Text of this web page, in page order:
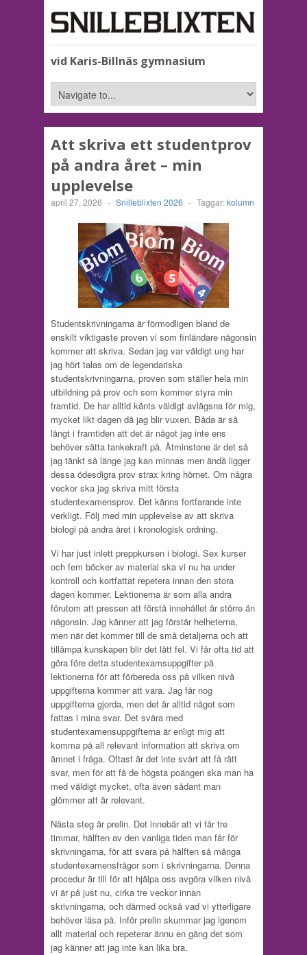
vid Karis-Billnäs gymnasium
Att skriva ett studentprov
på andra året – min
upplevelse
april 27, 2026 - Snilleblixten 2026 - Taggar:kolumn
Studentskrivningarna är förmodligen bland de
enskilt viktigaste proven vi som finländare någonsin
kommer att skriva. Sedan jag var väldigt ung har
jag hört talas om de legendariska
studentskrivningarna, proven som ställer hela min
utbildning på prov och som kommer styra min
framtid. De har alltid känts väldigt avlägsna för mig,
mycket likt dagen då jag blir vuxen. Båda är så
långt i framtiden att det är något jag inte ens
behöver sätta tankekraft på. Åtminstone är det så
jag tänkt så länge jag kan minnas men ändå ligger
dessa ödesdigra prov strax kring hörnet. Om några
veckor ska jag skriva mitt första
studentexamensprov. Det känns fortfarande inte
verkligt. Följ med min upplevelse av att skriva
biologi på andra året i kronologisk ordning.
Vi har just inlett preppkursen i biologi. Sex kurser
och fem böcker av material ska vi nu ha under
kontroll och kortfattat repetera innan den stora
dagen kommer. Lektionerna är som alla andra
förutom att pressen att förstå innehållet är större än
någonsin. Jag känner att jag förstår helheterna,
men när det kommer till de små detaljerna och att
tillämpa kunskapen blir det lätt fel. Vi får ofta tid att
göra före detta studentexamsuppgifter på
lektionerna för att förbereda oss på vilken nivå
uppgifterna kommer att vara. Jag får nog
uppgifterna gjorda, men det är alltid något som
fattas i mina svar. Det svåra med
studentexamensuppgifterna är enligt mig att
komma på all relevant information att skriva om
ämnet i fråga. Oftast är det inte svårt att få rätt
svar, men för att få de högsta poängen ska man ha
med väldigt mycket, ofta även sådant man
glömmer att är relevant.
Nästa steg är prelin. Det innebär att vi får tre
timmar, hälften av den vanliga tiden man får för
skrivningarna, för att svara på hälften så många
studentexamensfrågor som i skrivningarna. Denna
procedur är till för att hjälpa oss avgöra vilken nivå
vi är på just nu, cirka tre veckor innan
skrivningarna, och därmed också vad vi ytterligare
behöver läsa på. Inför prelin skummar jag igenom
allt material och repeterar ännu en gång det som
jag känner att jag inte kan lika bra.